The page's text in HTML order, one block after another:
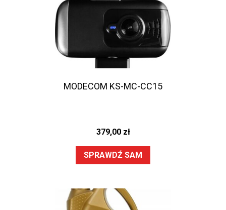
MODECOM KS-MC-CC15
379,00 zł
SPRAWDŹ SAM